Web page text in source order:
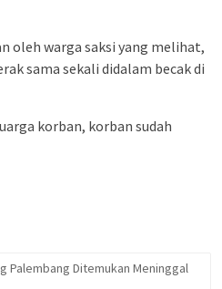
oleh warga saksi yang melihat,
sama sekali didalam becak di
korban, korban sudah
Palembang Ditemukan Meninggal